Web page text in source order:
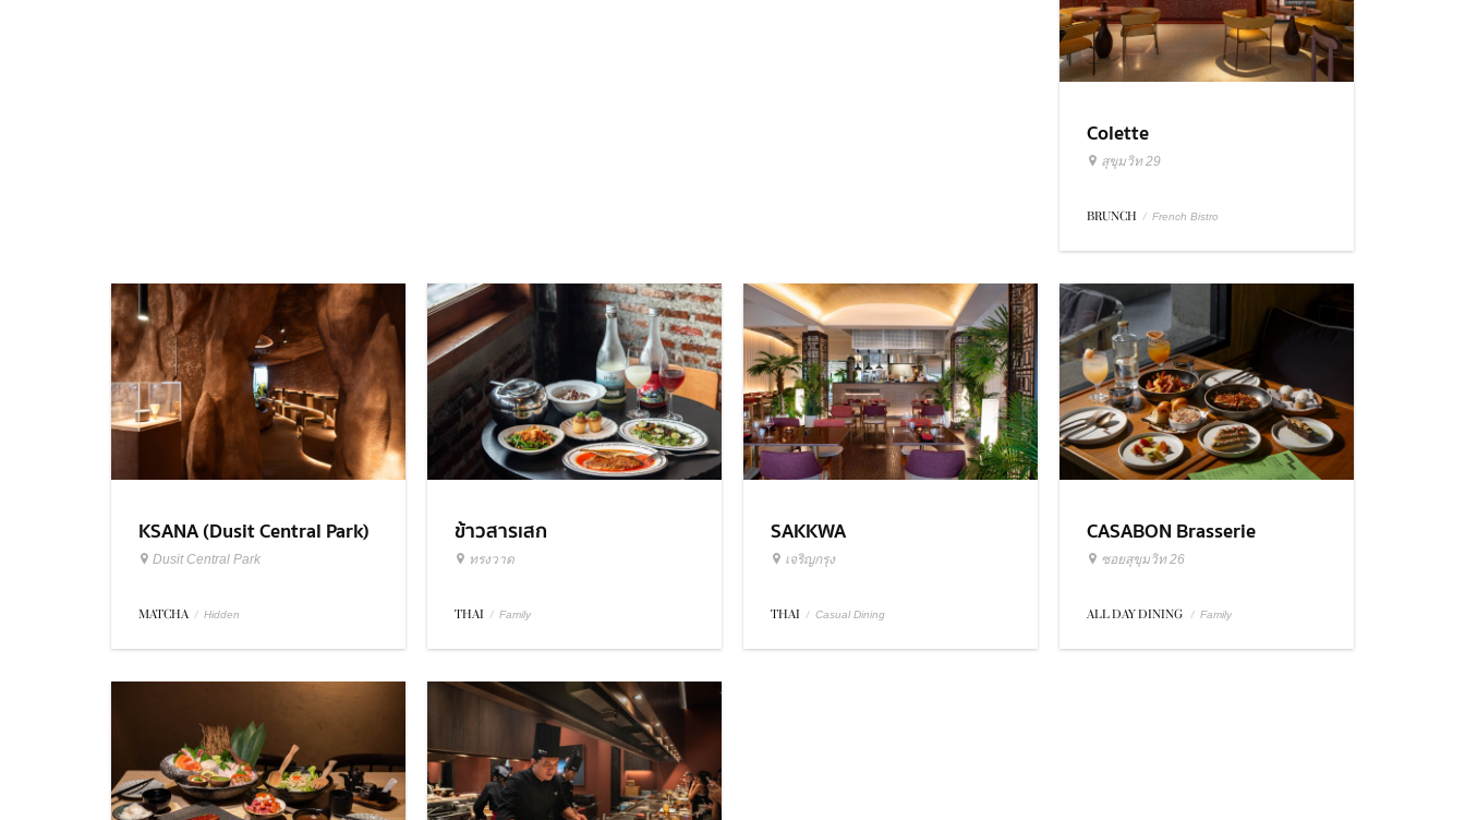
Colette
สุขุมวิท 29
BRUNCH / French Bistro
KSANA (Dusit Central Park)
Dusit Central Park
MATCHA / Hidden
ข้าวสารเสก
ทรงวาด
THAI / Family
SAKKWA
เจริญกรุง
THAI / Casual Dining
CASABON Brasserie
ซอยสุขุมวิท 26
ALL DAY DINING / Family